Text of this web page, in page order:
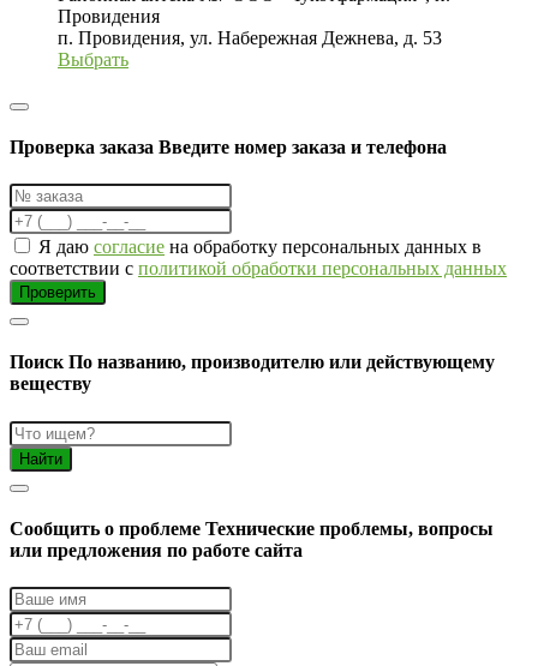
Провидения
п. Провидения, ул. Набережная Дежнева, д. 53
Выбрать
Проверка заказа Введите номер заказа и телефона
Я даю согласие на обработку персональных данных в
соответствии с политикой обработки персональных данных
Проверить
ПоискПо названию, производителю или действующему
веществу
Найти
Cообщить о проблеме Технические проблемы, вопросы
или предложения по работе сайта